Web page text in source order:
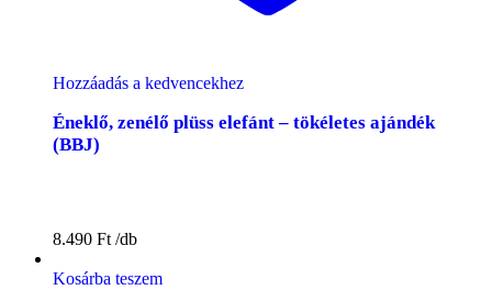
Hozzáadás a kedvencekhez
Éneklő, zenélő plüss elefánt – tökéletes ajándék
(BBJ)
8.490 Ft
Kosárba teszem